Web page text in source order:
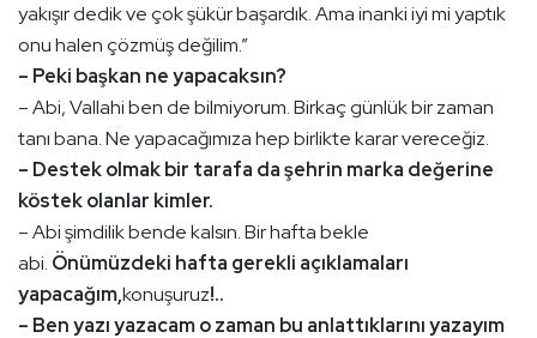
yakışır dedik ve çok şükür başardık. Ama inanki iyi mi yaptık
onu halen çözmüş değilim.”
– Peki başkan ne yapacaksın?
– Abi, Vallahi ben de bilmiyorum. Birkaç günlük bir zaman
tanı bana. Ne yapacağımıza hep birlikte karar vereceğiz.
– Destek olmak bir tarafa da şehrin marka değerine
köstek olanlar kimler.
– Abi şimdilik bende kalsın. Bir hafta bekle
abi. Önümüzdeki hafta gerekli açıklamaları
yapacağım,konuşuruz!..
– Ben yazı yazacam o zaman bu anlattıklarını yazayım